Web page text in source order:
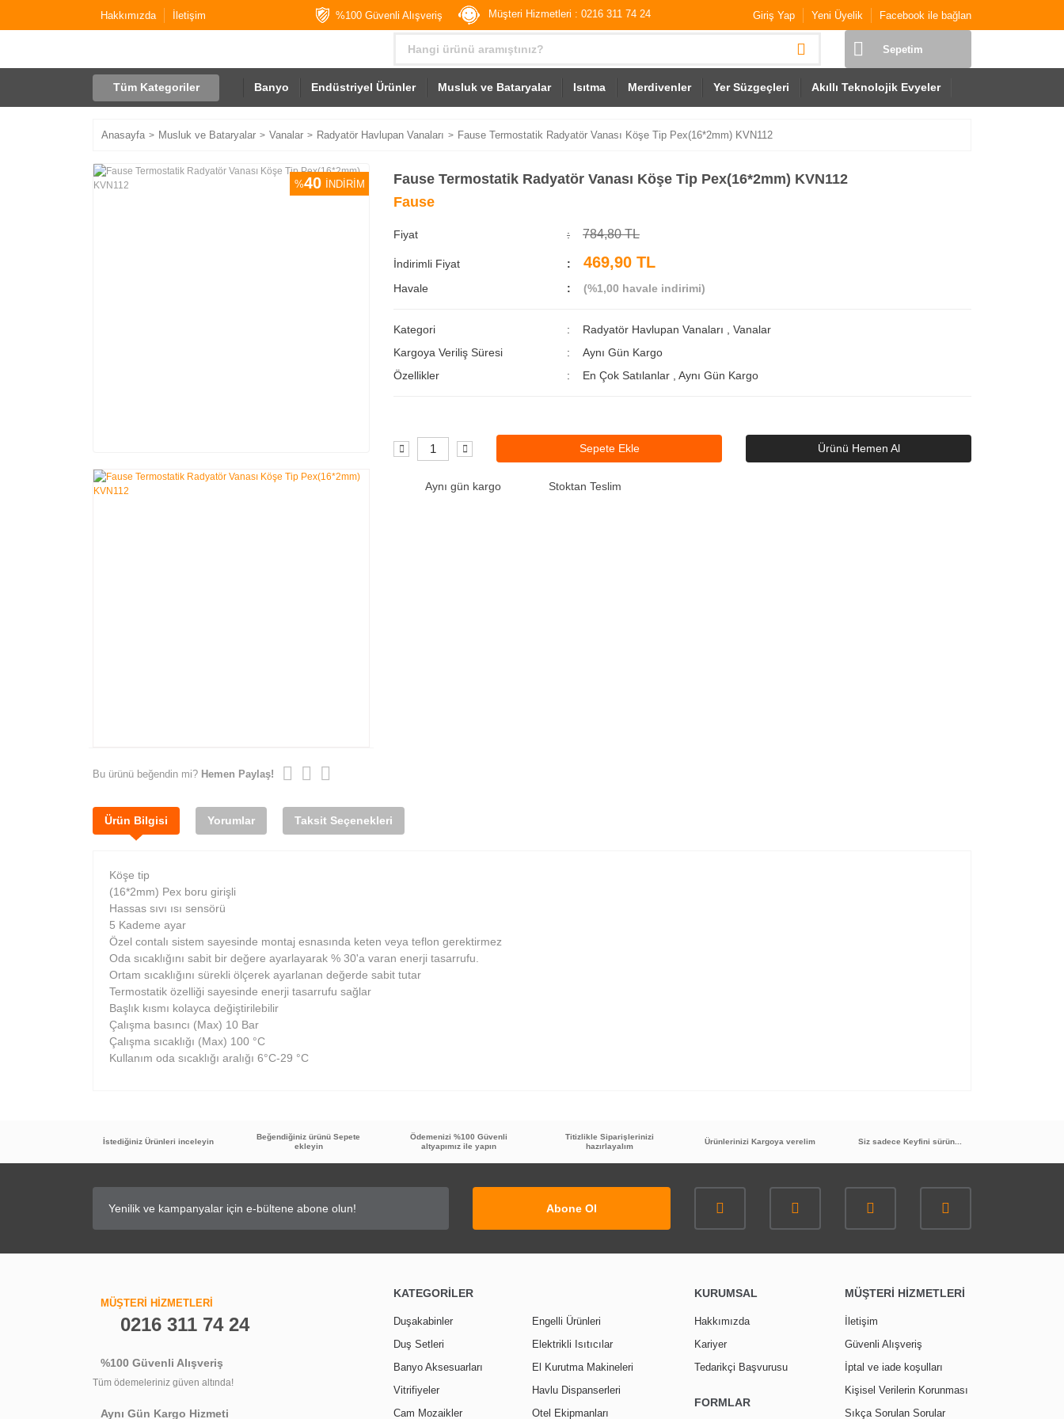
Hakkımızda İletişim %100 Güvenli Alışveriş Müşteri Hizmetleri : 0216 311 74 24 Giriş Yap Yeni Üyelik Facebook ile bağlan
Sepetim
Tüm Kategoriler Banyo Endüstriyel Ürünler Musluk ve Bataryalar Isıtma Merdivenler Yer Süzgeçleri Akıllı Teknolojik Evyeler
Anasayfa Musluk ve Bataryalar Vanalar Radyatör Havlupan Vanaları Fause Termostatik Radyatör Vanası Köşe Tip Pex(16*2mm) KVN112
%40 İNDİRİM
Bu ürünü beğendin mi? Hemen Paylaş!
Fause Termostatik Radyatör Vanası Köşe Tip Pex(16*2mm) KVN112
Fause
Fiyat 784,80 TL
İndirimli Fiyat 469,90 TL
Havale (%1,00 havale indirimi)
Kategori Radyatör Havlupan Vanaları
Vanalar
Kargoya Veriliş Süresi
Aynı Gün Kargo
Özellikler
En Çok Satılanlar Aynı Gün Kargo
Sepete Ekle Ürünü Hemen Al
Aynı gün kargo Stoktan Teslim
Ürün Bilgisi Yorumlar Taksit Seçenekleri
Köşe tip
(16*2mm) Pex boru girişli
Hassas sıvı ısı sensörü
5 Kademe ayar
Özel contalı sistem sayesinde montaj esnasında keten veya teflon gerektirmez
Oda sıcaklığını sabit bir değere ayarlayarak % 30'a varan enerji tasarrufu.
Ortam sıcaklığını sürekli ölçerek ayarlanan değerde sabit tutar
Termostatik özelliği sayesinde enerji tasarrufu sağlar
Başlık kısmı kolayca değiştirilebilir
Çalışma basıncı (Max) 10 Bar
Çalışma sıcaklığı (Max) 100 °C
Kullanım oda sıcaklığı aralığı 6°C-29 °C
Bu ürüne ilk yorumu siz yapın!
Yorum Yaz
İstediğiniz Ürünleri inceleyin
Beğendiğiniz ürünü Sepete
ekleyin
Ödemenizi %100 Güvenli
altyapımız ile yapın
Titizlikle Siparişlerinizi
hazırlayalım
Ürünlerinizi Kargoya verelim Siz sadece Keyfini sürün...
Abone Ol
MÜŞTERİ HİZMETLERİ
0216 311 74 24
%100 Güvenli Alışveriş
Tüm ödemeleriniz güven altında!
Aynı Gün Kargo Hizmeti
KATEGORİLER
Duşakabinler
Duş Setleri
Banyo Aksesuarları
Vitrifiyeler
Cam Mozaikler
Engelli Ürünleri
Elektrikli Isıtıcılar
El Kurutma Makineleri
Havlu Dispanserleri
Otel Ekipmanları
KURUMSAL
Hakkımızda
Kariyer
Tedarikçi Başvurusu
FORMLAR
MÜŞTERİ HİZMETLERİ
İletişim
Güvenli Alışveriş
İptal ve iade koşulları
Kişisel Verilerin Korunması
Sıkça Sorulan Sorular